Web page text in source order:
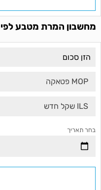
מחשבון המרת מטבע לפי
MOP פטאקה
ILS שקל חדש
בחר תאריך